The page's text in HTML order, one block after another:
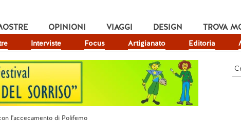
Interviste Focus Artigianato Editoria
OPINIONI VIAGGI DESIGN TROVA
l'accecamento di Polifemo